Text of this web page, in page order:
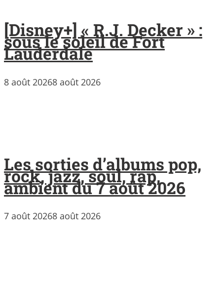
[Disney+] « R.J. Decker » :
sous le soleil de Fort
Lauderdale
8 août 20268 août 2026
Les sorties d’albums pop,
rock, jazz, soul, rap,
ambient du 7 août 2026
7 août 20268 août 2026